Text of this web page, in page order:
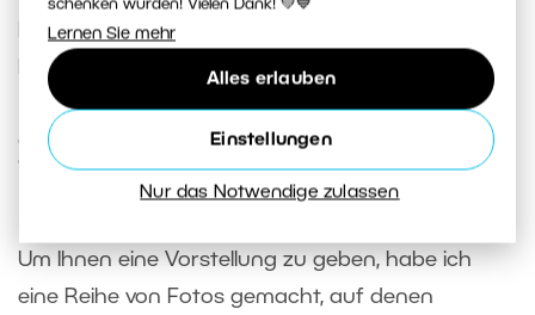
schenken würden! Vielen Dank! 💚💙
Lernen Sie mehr
Alles erlauben
Einstellungen
Nur das Notwendige zulassen
Foliewird der Hintergrund auf den angegebenen
Farbton getönt.
Zusammenstellen der
Beleuchtung
Um Ihnen eine Vorstellung zu geben, habe ich
eine Reihe von Fotos gemacht, auf denen